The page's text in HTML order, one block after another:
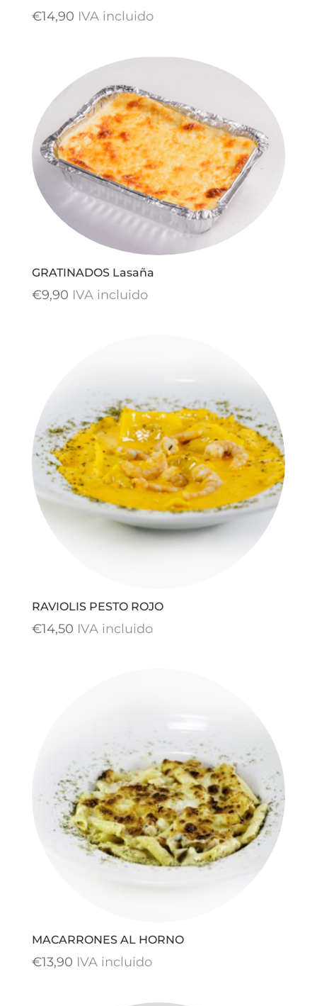
€14,90 IVA incluido
GRATINADOS Lasaña
€9,90 IVA incluido
RAVIOLIS PESTO ROJO
€14,50 IVA incluido
MACARRONES AL HORNO
€13,90 IVA incluido